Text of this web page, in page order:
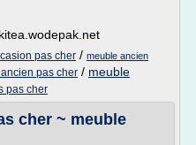
pas cher / meuble ancien
pas cher / meuble
pas cher
cher ~ meuble